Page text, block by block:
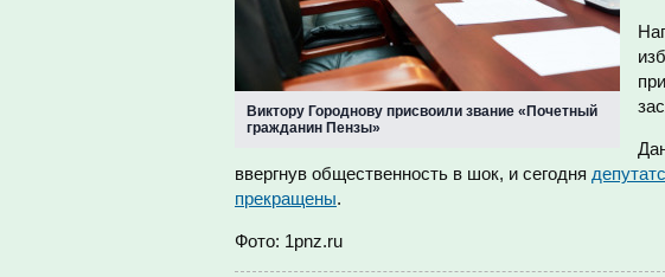
Виктору Городнову присвоили звание «Почетный
гражданин Пензы»
ввергнув общественность в шок, и сегодня
прекращены.
Фото: 1pnz.ru